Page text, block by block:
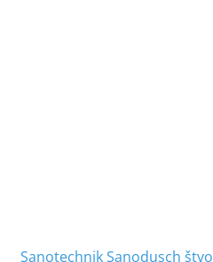
Sanotechnik Sanodusch